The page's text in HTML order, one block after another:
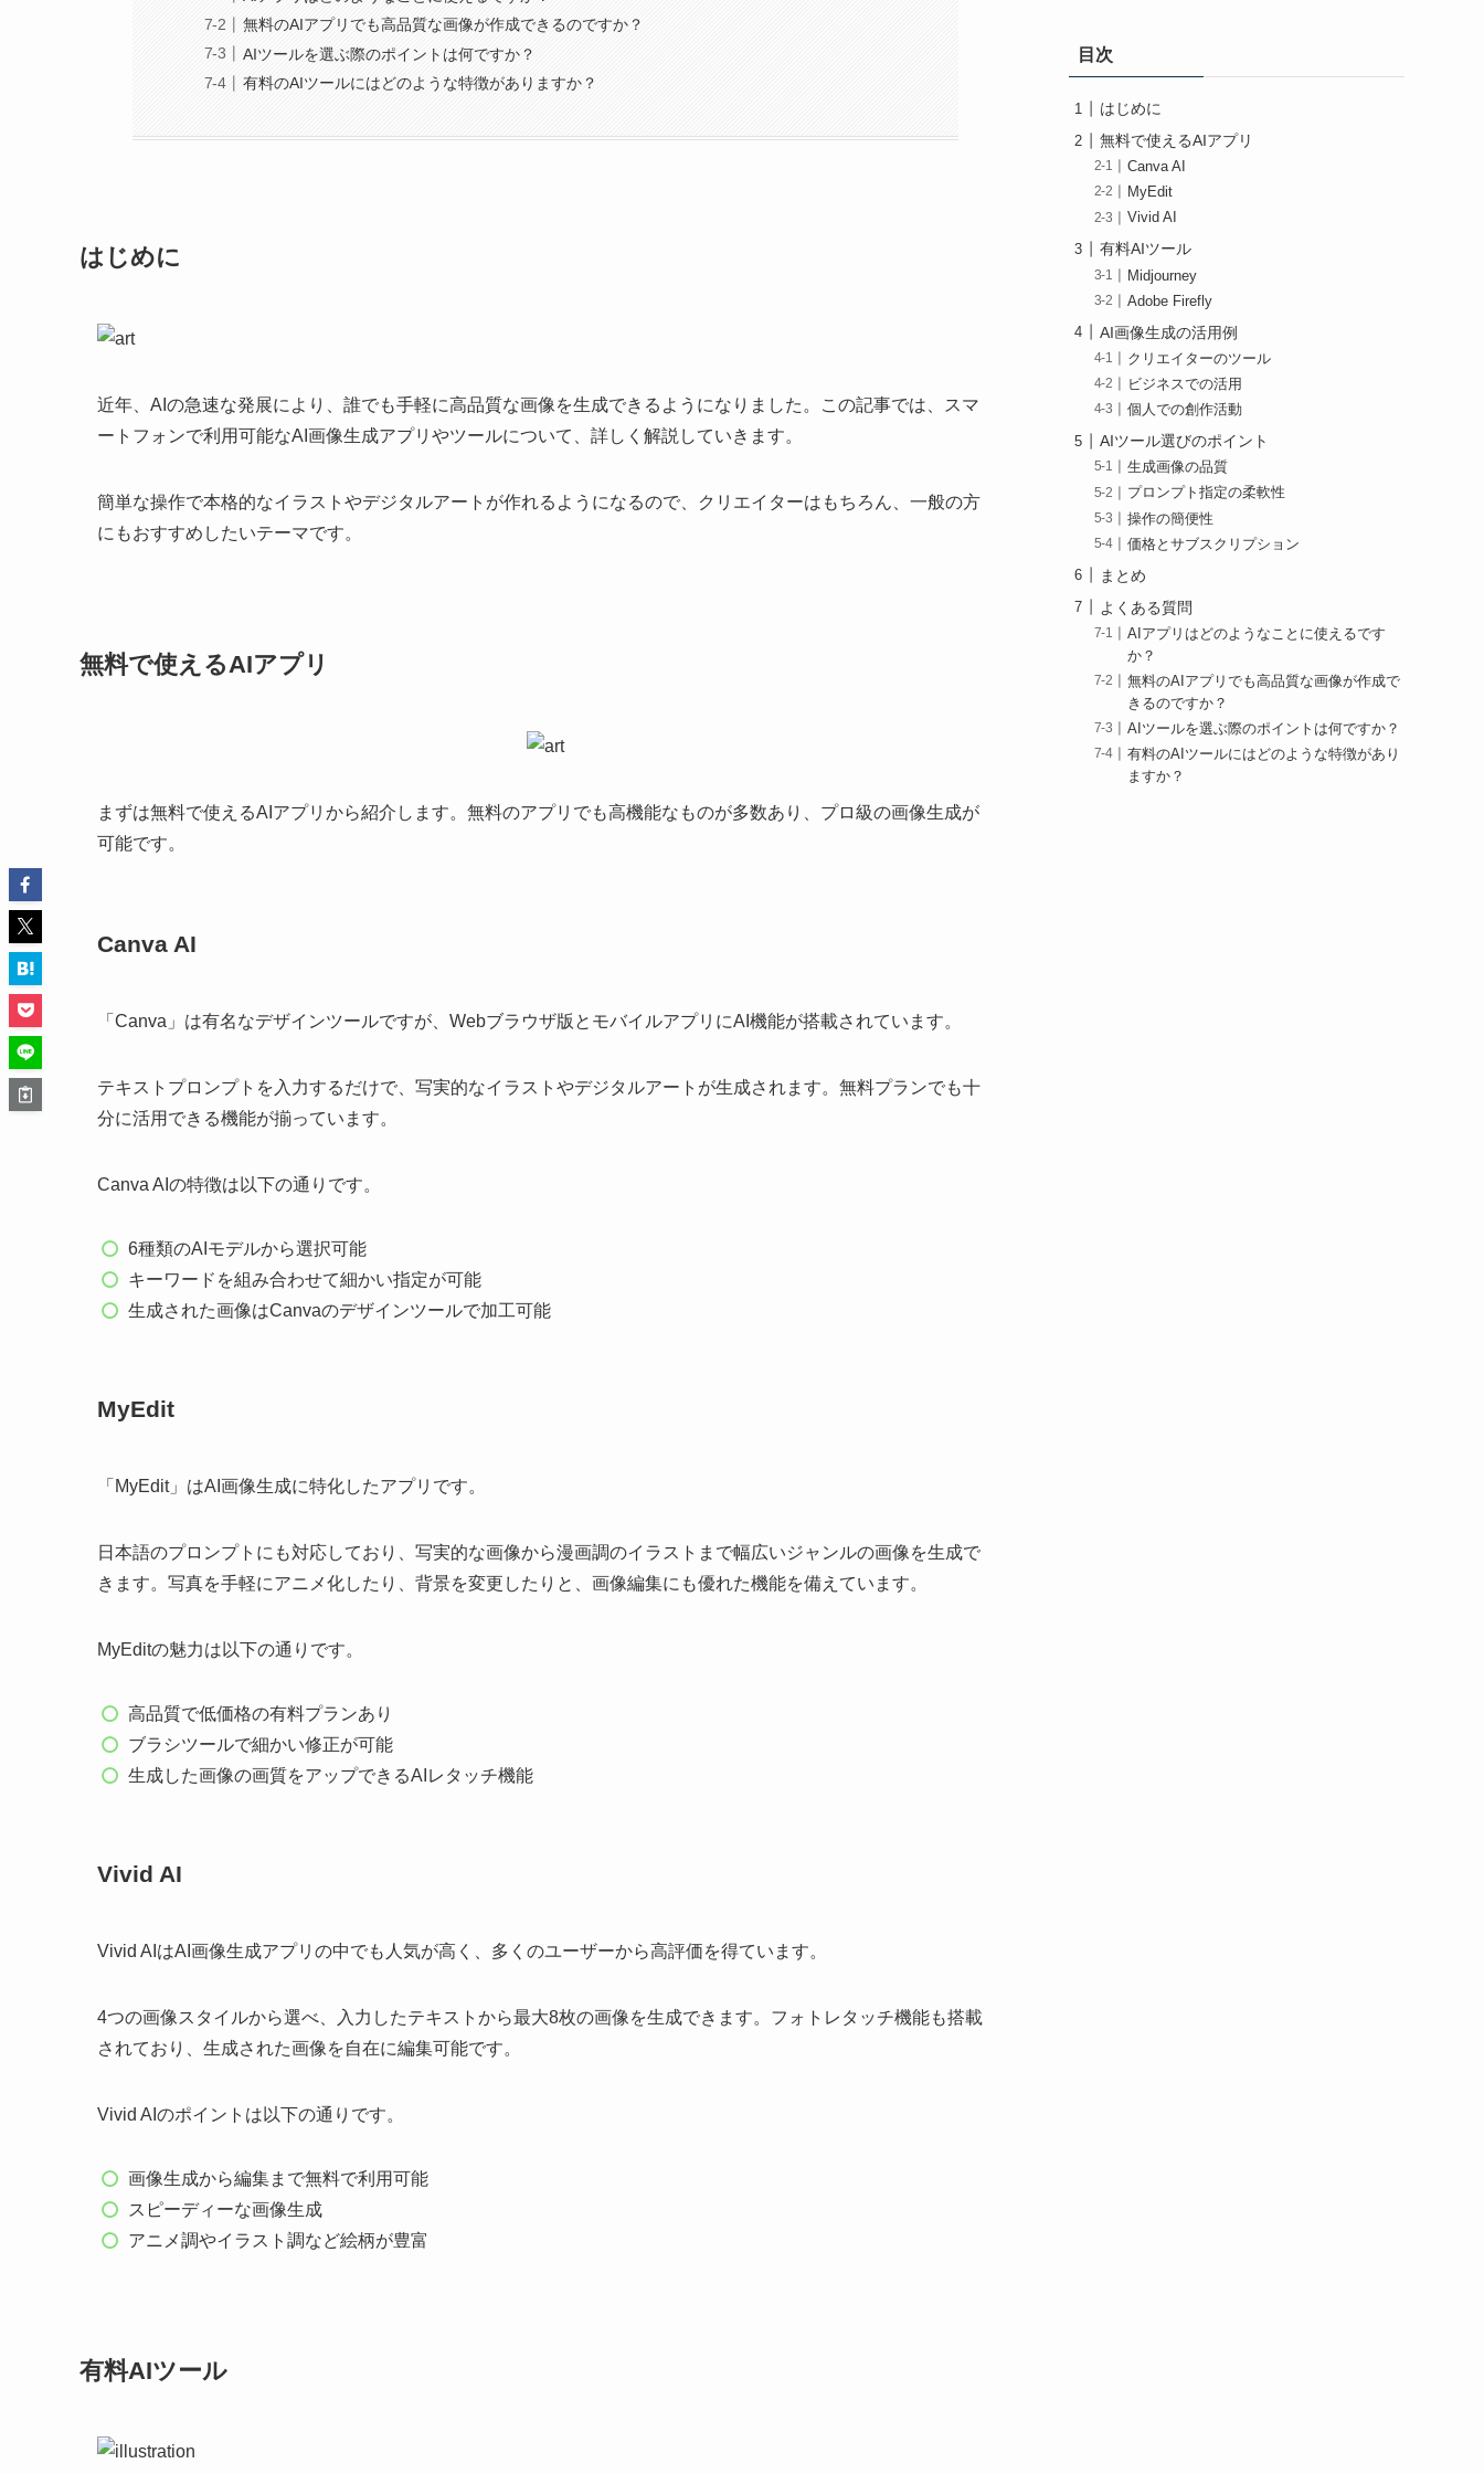
無料のAIアプリでも高品質な画像が作成できるのですか？
AIツールを選ぶ際のポイントは何ですか？
有料のAIツールにはどのような特徴がありますか？
はじめに
近年、AIの急速な発展により、誰でも手軽に高品質な画像を生成できるようになりました。この記事では、スマ
ートフォンで利用可能なAI画像生成アプリやツールについて、詳しく解説していきます。
簡単な操作で本格的なイラストやデジタルアートが作れるようになるので、クリエイターはもちろん、一般の方
にもおすすめしたいテーマです。
無料で使えるAIアプリ
まずは無料で使えるAIアプリから紹介します。無料のアプリでも高機能なものが多数あり、プロ級の画像生成が
可能です。
Canva AI
「Canva」は有名なデザインツールですが、Webブラウザ版とモバイルアプリにAI機能が搭載されています。
テキストプロンプトを入力するだけで、写実的なイラストやデジタルアートが生成されます。無料プランでも十
分に活用できる機能が揃っています。
Canva AIの特徴は以下の通りです。
6種類のAIモデルから選択可能
キーワードを組み合わせて細かい指定が可能
生成された画像はCanvaのデザインツールで加工可能
MyEdit
「MyEdit」はAI画像生成に特化したアプリです。
日本語のプロンプトにも対応しており、写実的な画像から漫画調のイラストまで幅広いジャンルの画像を生成で
きます。写真を手軽にアニメ化したり、背景を変更したりと、画像編集にも優れた機能を備えています。
MyEditの魅力は以下の通りです。
高品質で低価格の有料プランあり
ブラシツールで細かい修正が可能
生成した画像の画質をアップできるAIレタッチ機能
Vivid AI
Vivid AIはAI画像生成アプリの中でも人気が高く、多くのユーザーから高評価を得ています。
4つの画像スタイルから選べ、入力したテキストから最大8枚の画像を生成できます。フォトレタッチ機能も搭載
されており、生成された画像を自在に編集可能です。
Vivid AIのポイントは以下の通りです。
画像生成から編集まで無料で利用可能
スピーディーな画像生成
アニメ調やイラスト調など絵柄が豊富
有料AIツール
目次
はじめに
無料で使えるAIアプリ
Canva AI
MyEdit
Vivid AI
有料AIツール
Midjourney
Adobe Firefly
AI画像生成の活用例
クリエイターのツール
ビジネスでの活用
個人での創作活動
AIツール選びのポイント
生成画像の品質
プロンプト指定の柔軟性
操作の簡便性
価格とサブスクリプション
まとめ
よくある質問
AIアプリはどのようなことに使えるです
か？
無料のAIアプリでも高品質な画像が作成で
きるのですか？
AIツールを選ぶ際のポイントは何ですか？
有料のAIツールにはどのような特徴があり
ますか？